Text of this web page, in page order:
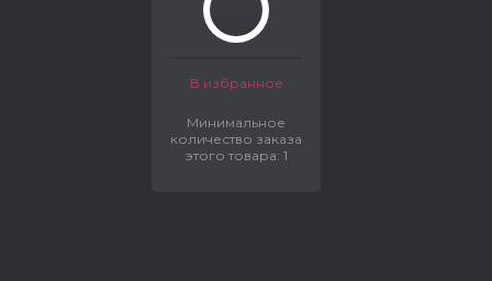
В избранное
Минимальное
количество заказа
этого товара: 1